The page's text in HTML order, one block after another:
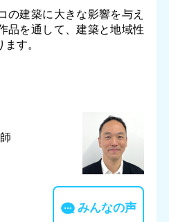
の建築に大きな影響を与え
品を通して、建築と地域性
す。
みんなの声